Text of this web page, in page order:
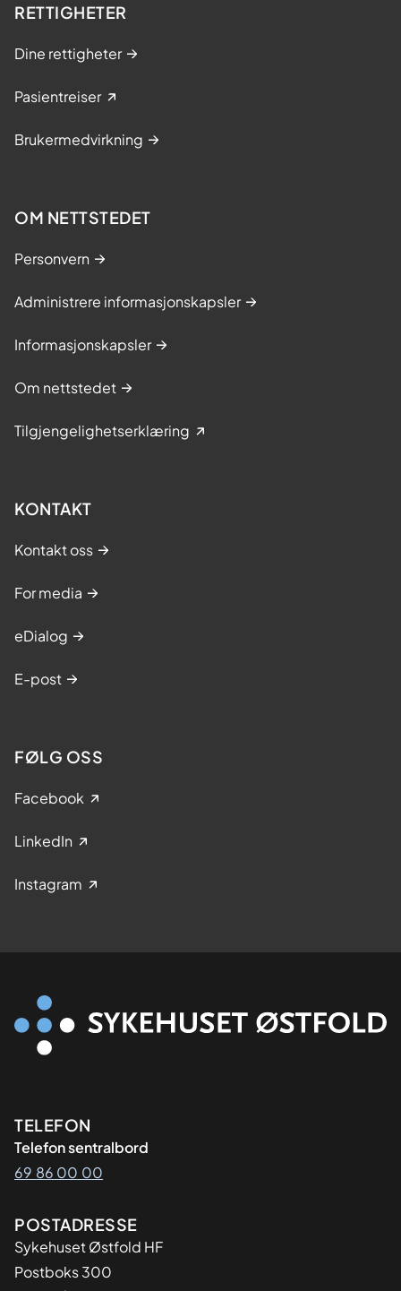
RETTIGHETER
Dine rettigheter
Pasientreiser
Brukermedvirkning
OM NETTSTEDET
Personvern
Administrere informasjonskapsler
Informasjonskapsler
Om nettstedet
Tilgjengelighetserklæring
KONTAKT
Kontakt oss
For media
eDialog
E-post
FØLG OSS
Facebook
LinkedIn
Instagram
Kontaktinformasjon
TELEFON
Telefon sentralbord
69 86 00 00
Adresse
POSTADRESSE
Sykehuset Østfold HF
Postboks 300